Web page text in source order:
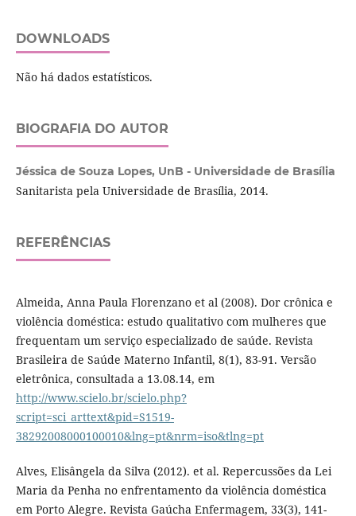
DOWNLOADS
Não há dados estatísticos.
BIOGRAFIA DO AUTOR
Jéssica de Souza Lopes, UnB - Universidade de Brasília
Sanitarista pela Universidade de Brasília, 2014.
REFERÊNCIAS
Almeida, Anna Paula Florenzano et al (2008). Dor crônica e
violência doméstica: estudo qualitativo com mulheres que
frequentam um serviço especializado de saúde. Revista
Brasileira de Saúde Materno Infantil, 8(1), 83-91. Versão
eletrônica, consultada a 13.08.14, em
http://www.scielo.br/scielo.php?
script=sci_arttext&pid=S1519-
38292008000100010&lng=pt&nrm=iso&tlng=pt
Alves, Elisângela da Silva (2012). et al. Repercussões da Lei
Maria da Penha no enfrentamento da violência doméstica
em Porto Alegre. Revista Gaúcha Enfermagem, 33(3), 141-